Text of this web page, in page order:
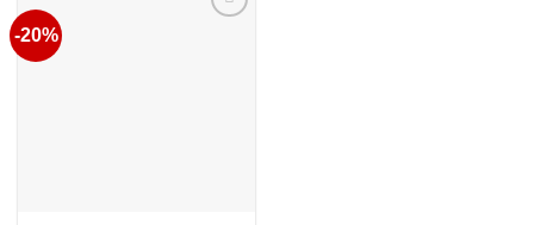
-20%